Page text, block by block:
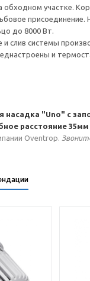
обходном участке.
присоединение.
до 8000 Вт.
и слив системы
и
насадка "Uno" с
расстояние 35мм
Oventrop.